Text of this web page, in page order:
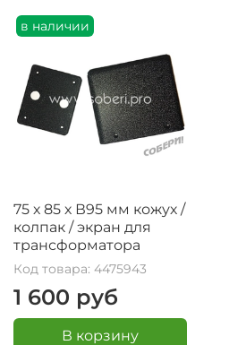
в наличии
75 х 85 х В95 мм кожух /
колпак / экран для
трансформатора
Код товара: 4475943
1 600 руб
В корзину